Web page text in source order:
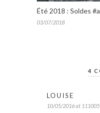
Été 2018 : Soldes
03/07/2018
4
LOUISE
10/05/2016 at 111005